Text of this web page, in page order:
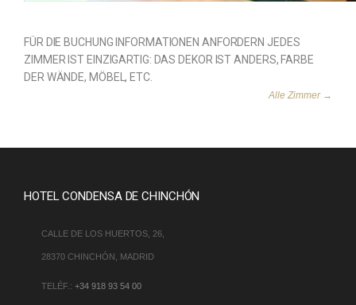
FÜR DIE BUCHUNG INFORMATIONEN ANFORDERN JEDES
ZIMMER IST EINZIGARTIG: DAS DEKOR IST ANDERS, FARBE
DER WÄNDE, MÖBEL, ETC.
Alle Zimmer →
HOTEL CONDENSA DE CHINCHÓN
CALLE DE LOS HUERTOS, 26,
28370 CHINCHÓN, MADRID
TELÉF.: +34 918 93 54 00